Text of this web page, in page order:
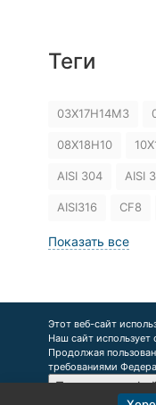
Теги
03Х17Н14М3
08Х18Н10
AISI 304 AISI
AISI316 CF8
Показать все
Этот веб-сайт
Наш сайт
Продолжая
требованиями
Принять все